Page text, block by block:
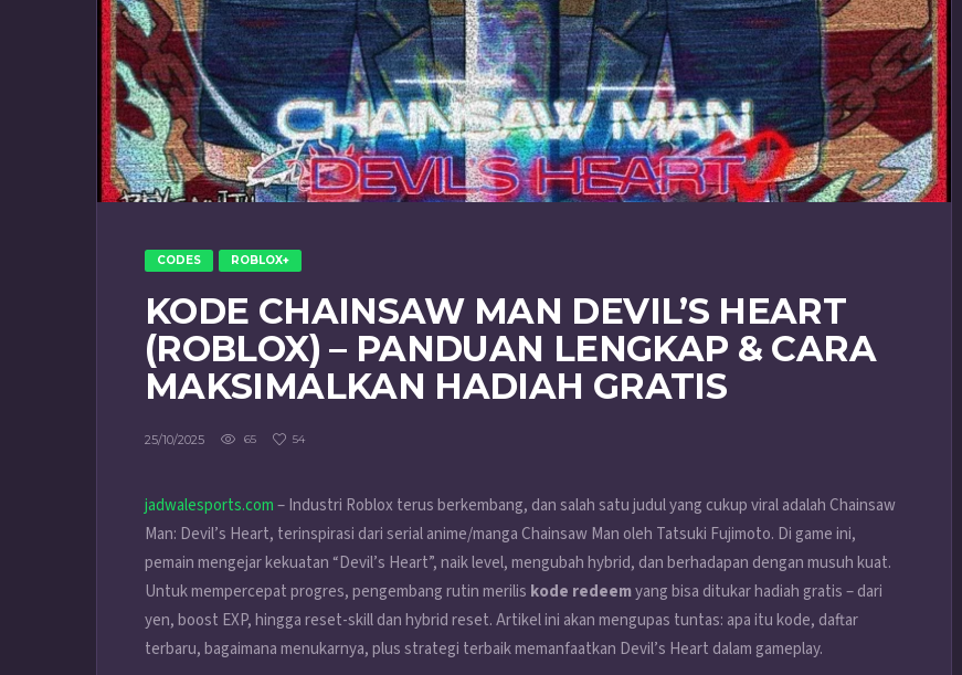
CODES ROBLOX+
KODE CHAINSAW MAN DEVIL’S HEART
(ROBLOX) – PANDUAN LENGKAP & CARA
MAKSIMALKAN HADIAH GRATIS
25/10/2025 65 54
jadwalesports.com– Industri Roblox terus berkembang, dan salah satu judul yang cukup viral adalah Chainsaw
Man: Devil’s Heart, terinspirasi dari serial anime/manga Chainsaw Man oleh Tatsuki Fujimoto. Di game ini,
pemain mengejar kekuatan “Devil’s Heart”, naik level, mengubah hybrid, dan berhadapan dengan musuh kuat.
Untuk mempercepat progres, pengembang rutin merilis kode redeemyang bisa ditukar hadiah gratis – dari
yen, boost EXP, hingga reset-skill dan hybrid reset. Artikel ini akan mengupas tuntas: apa itu kode, daftar
terbaru, bagaimana menukarnya, plus strategi terbaik memanfaatkan Devil’s Heart dalam gameplay.